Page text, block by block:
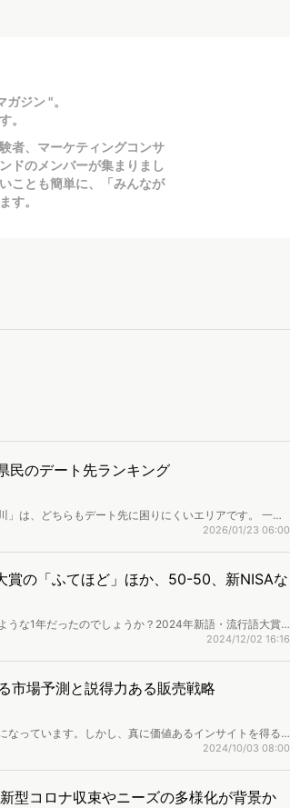
ジン "。
。
者、マーケティングコンサ
ドのメンバーが集まりまし
ことも簡単に、「みんなが
す。
民のデート先ランキング
、どちらもデート先に困りにくいエリアです。 一方
にくい面もあります。今回は、Web上の検索データを分
2026/01/23 06:00
の「ふてほど」ほか、50-50、新NISAな
な1年だったのでしょうか？2024年新語・流行語大賞
ンキングから2024年のトレンドを分析しました。
2024/12/02 16:16
市場予測と説得力ある販売戦略
っています。しかし、真に価値あるインサイトを得る
いでしょうか。創業115年を誇る菓子専門商社の株式会
売戦略の立案につなげています。今回は同社の鈴木美和
2024/10/03 08:00
型コロナ収束やニーズの多様化が背景か